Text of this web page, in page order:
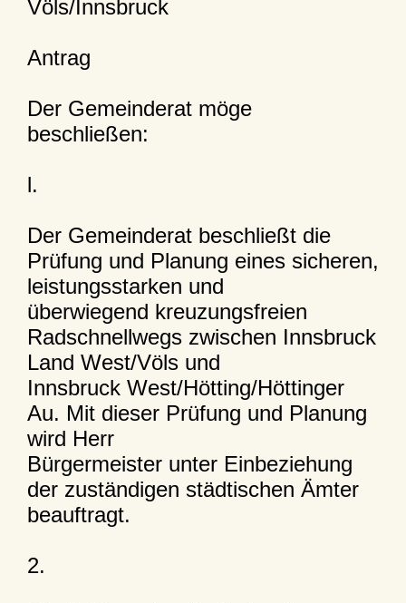
Völs/Innsbruck
Antrag
Der Gemeinderat möge
beschließen:
l.
Der Gemeinderat beschließt die
Prüfung und Planung eines sicheren,
leistungsstarken und
überwiegend kreuzungsfreien
Radschnellwegs zwischen Innsbruck
Land West/Völs und
Innsbruck West/Hötting/Höttinger
Au. Mit dieser Prüfung und Planung
wird Herr
Bürgermeister unter Einbeziehung
der zuständigen städtischen Ämter
beauftragt.
2.